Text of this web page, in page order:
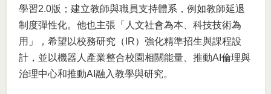
學習2.0版；建立教師與職員支持體系，例如教師延退
制度彈性化。他也主張「人文社會為本、科技技術為
用」，希望以校務研究（IR）強化精準招生與課程設
計，並以機器人產業整合校園相關能量、推動AI倫理與
治理中心和推動AI融入教學與研究。